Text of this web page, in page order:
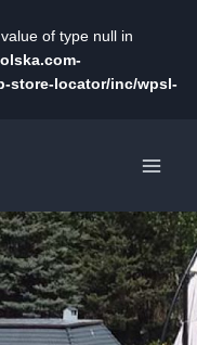
of type null in
store-locator/inc/wpsl-